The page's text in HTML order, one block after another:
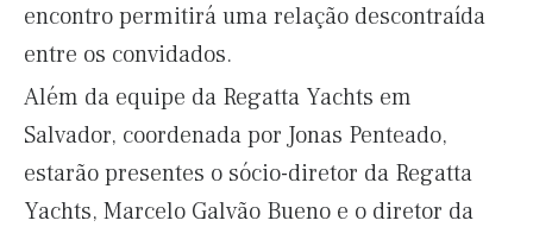
encontro permitirá uma relação descontraída
entre os convidados.
Além da equipe da Regatta Yachts em
Salvador, coordenada por Jonas Penteado,
estarão presentes o sócio-diretor da Regatta
Yachts, Marcelo Galvão Bueno e o diretor da